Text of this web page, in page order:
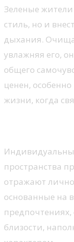
Зеленые
стиль, но и
дыхания.
увлажняя его,
общего
ценен,
жизни, когда
пространства
отражают
основанные на
предпочтениях,
близости,